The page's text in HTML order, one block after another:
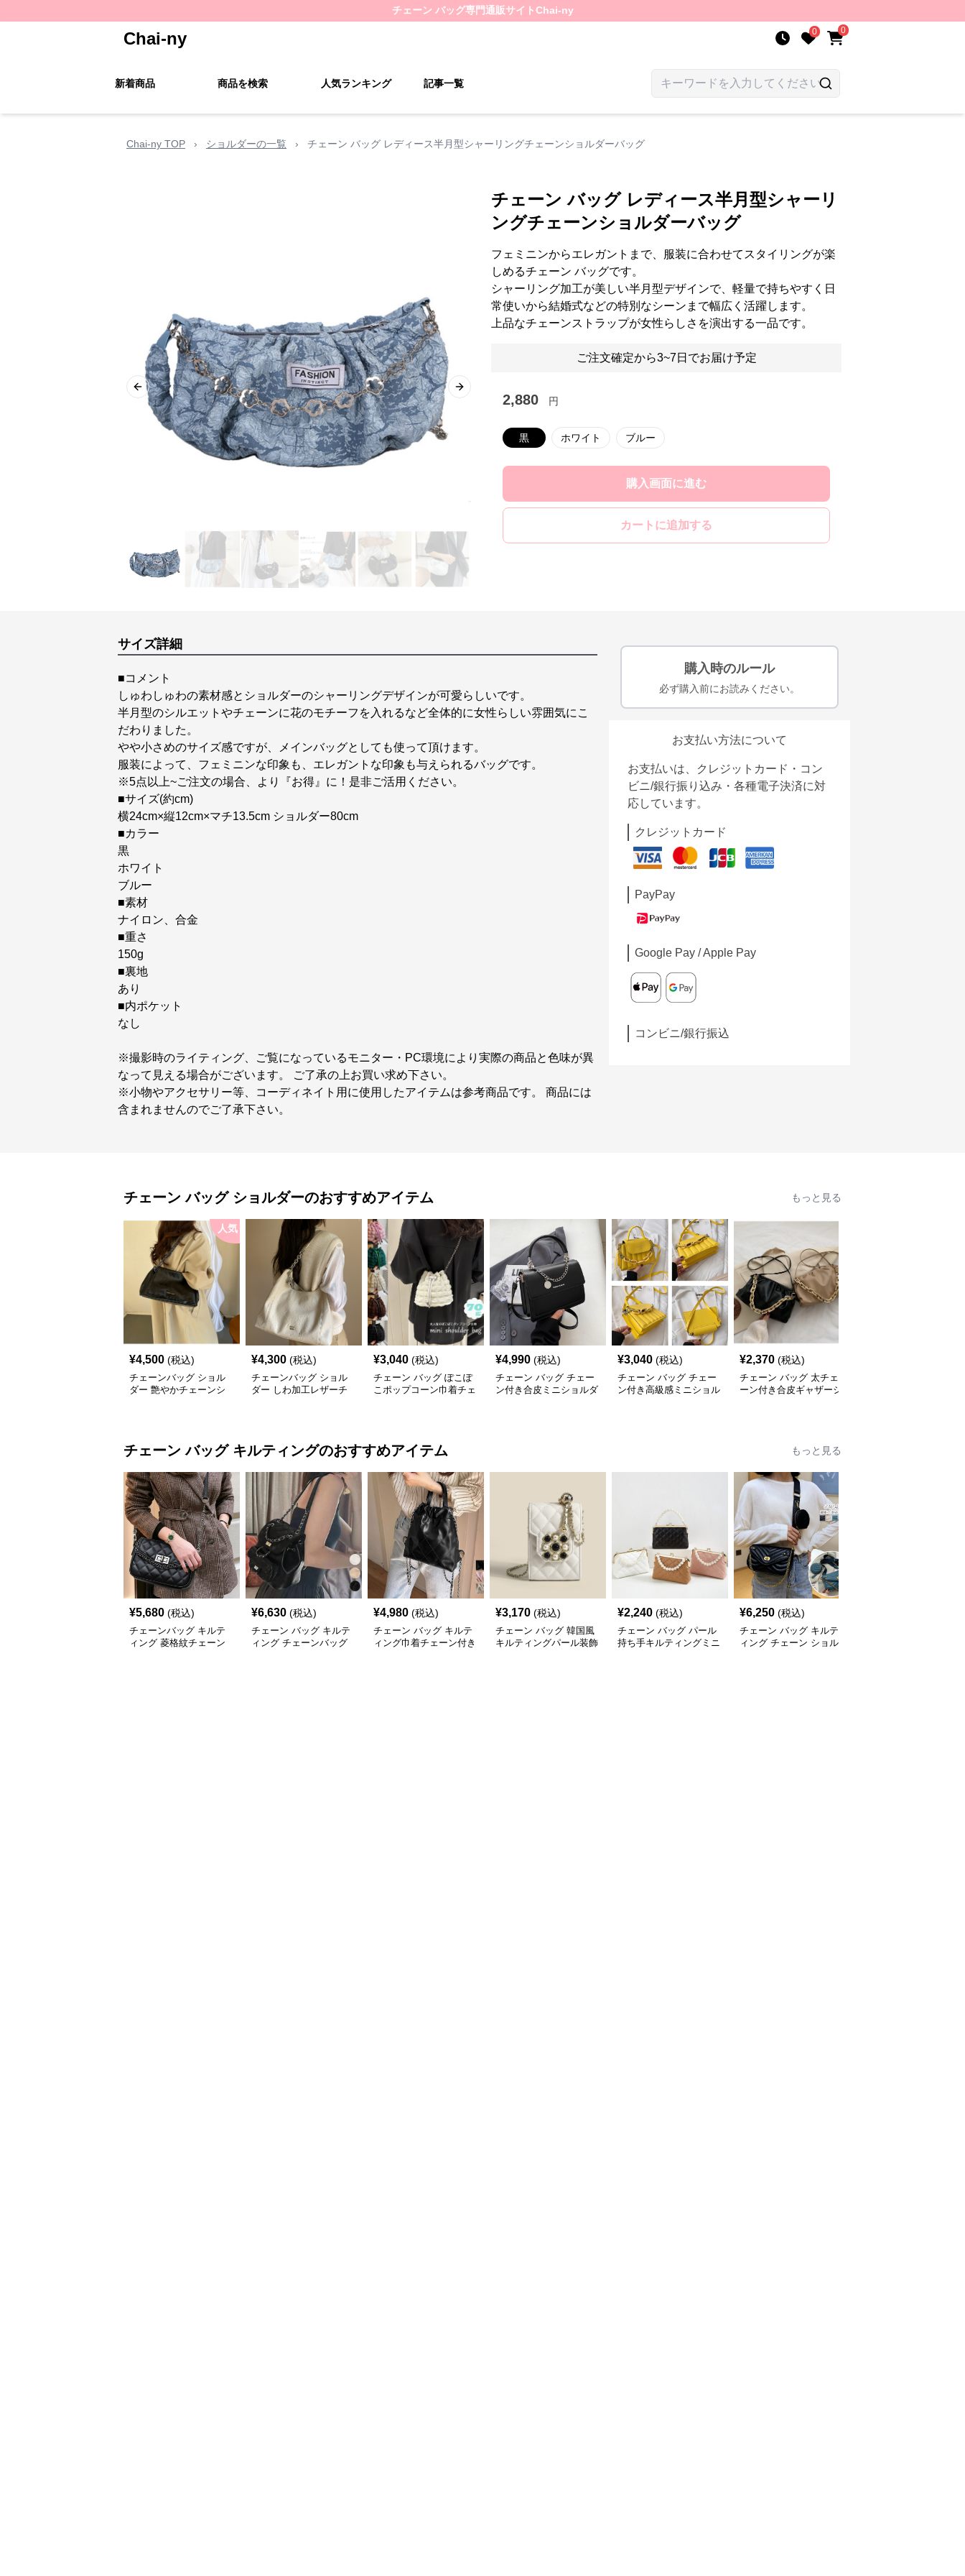
チェーン バッグ専門通販サイトChai-ny
Chai-ny 0 0
新着商品 商品を検索 人気ランキング 記事一覧
Chai-ny TOP › ショルダーの一覧 › チェーン バッグ レディース半月型シャーリングチェーンショルダーバッグ
Previous slide Next slide
チェーン バッグ レディース半月型シャーリ
ングチェーンショルダーバッグ
フェミニンからエレガントまで、服装に合わせてスタイリングが楽
しめるチェーン バッグです。
シャーリング加工が美しい半月型デザインで、軽量で持ちやすく日
常使いから結婚式などの特別なシーンまで幅広く活躍します。
上品なチェーンストラップが女性らしさを演出する一品です。
ご注文確定から3~7日でお届け予定
2,880 円
黒 ホワイト ブルー
購入画面に進む
カートに追加する
サイズ詳細
■コメント
しゅわしゅわの素材感とショルダーのシャーリングデザインが可愛らしいです。
半月型のシルエットやチェーンに花のモチーフを入れるなど全体的に女性らしい雰囲気にこ
だわりました。
やや小さめのサイズ感ですが、メインバッグとしても使って頂けます。
服装によって、フェミニンな印象も、エレガントな印象も与えられるバッグです。
※5点以上~ご注文の場合、より『お得』に！是非ご活用ください。
■サイズ(約cm)
横24cm×縦12cm×マチ13.5cm ショルダー80cm
■カラー
黒
ホワイト
ブルー
■素材
ナイロン、合金
■重さ
150g
■裏地
あり
■内ポケット
なし
※撮影時のライティング、ご覧になっているモニター・PC環境により実際の商品と色味が異
なって見える場合がございます。 ご了承の上お買い求め下さい。
※小物やアクセサリー等、コーディネイト用に使用したアイテムは参考商品です。 商品には
含まれませんのでご了承下さい。
購入時のルール
必ず購入前にお読みください。
お支払い方法について
お支払いは、クレジットカード・コン
ビニ/銀行振り込み・各種電子決済に対
応しています。
クレジットカード
PayPay
Google Pay / Apple Pay
コンビニ/銀行振込
チェーン バッグ ショルダーのおすすめアイテム もっと見る
人気
¥4,500 (税込)
チェーンバッグ ショル
ダー 艶やかチェーンシ
¥4,300 (税込)
チェーンバッグ ショル
ダー しわ加工レザーチ
¥3,040 (税込)
チェーン バッグ ぽこぽ
こポップコーン巾着チェ
¥4,990 (税込)
チェーン バッグ チェー
ン付き合皮ミニショルダ
¥3,040 (税込)
チェーン バッグ チェー
ン付き高級感ミニショル
¥2,370 (税込)
チェーン バッグ 太チェ
ーン付き合皮ギャザーシ
チェーン バッグ キルティングのおすすめアイテム もっと見る
¥5,680 (税込)
チェーンバッグ キルテ
ィング 菱格紋チェーン
¥6,630 (税込)
チェーン バッグ キルテ
ィング チェーンバッグ
¥4,980 (税込)
チェーン バッグ キルテ
ィング巾着チェーン付き
¥3,170 (税込)
チェーン バッグ 韓国風
キルティングパール装飾
¥2,240 (税込)
チェーン バッグ パール
持ち手キルティングミニ
¥6,250 (税込)
チェーン バッグ キルテ
ィング チェーン ショル